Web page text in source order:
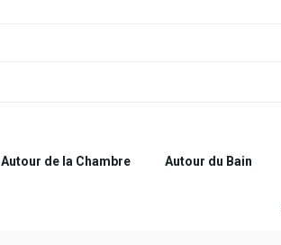
Autour de la Chambre Autour du Bain